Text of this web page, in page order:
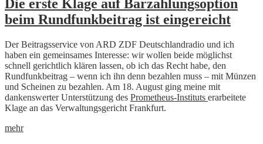
Die erste Klage auf Barzahlungsoption
beim Rundfunkbeitrag ist eingereicht
Der Beitragsservice von ARD ZDF Deutschlandradio und ich
haben ein gemeinsames Interesse: wir wollen beide möglichst
schnell gerichtlich klären lassen, ob ich das Recht habe, den
Rundfunkbeitrag – wenn ich ihn denn bezahlen muss – mit Münzen
und Scheinen zu bezahlen. Am 18. August ging meine mit
dankenswerter Unterstützung des Prometheus-Instituts erarbeitete
Klage an das Verwaltungsgericht Frankfurt.
mehr